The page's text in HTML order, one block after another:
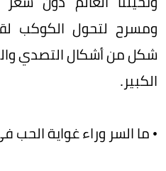
ومسرح لتحول الكوكب
شكل من أشكال التصدي
الكبير.
• ما السر وراء غواية